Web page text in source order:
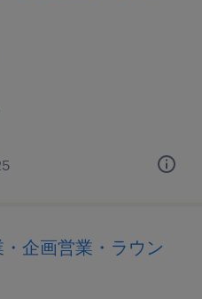
企画営業・ラウン